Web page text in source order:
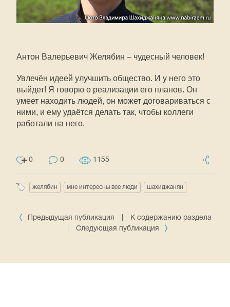
Антон Валерьевич Желябин – чудесный человек!
Увлечён идеей улучшить общество. И у него это
выйдет! Я говорю о реализации его планов. Он
умеет находить людей, он может договариваться с
ними, и ему удаётся делать так, чтобы коллеги
работали на него.
0 0 1155
желябин мне интересны все люди шахиджанян
Предыдущая публикация
К содержанию раздела
Следующая публикация